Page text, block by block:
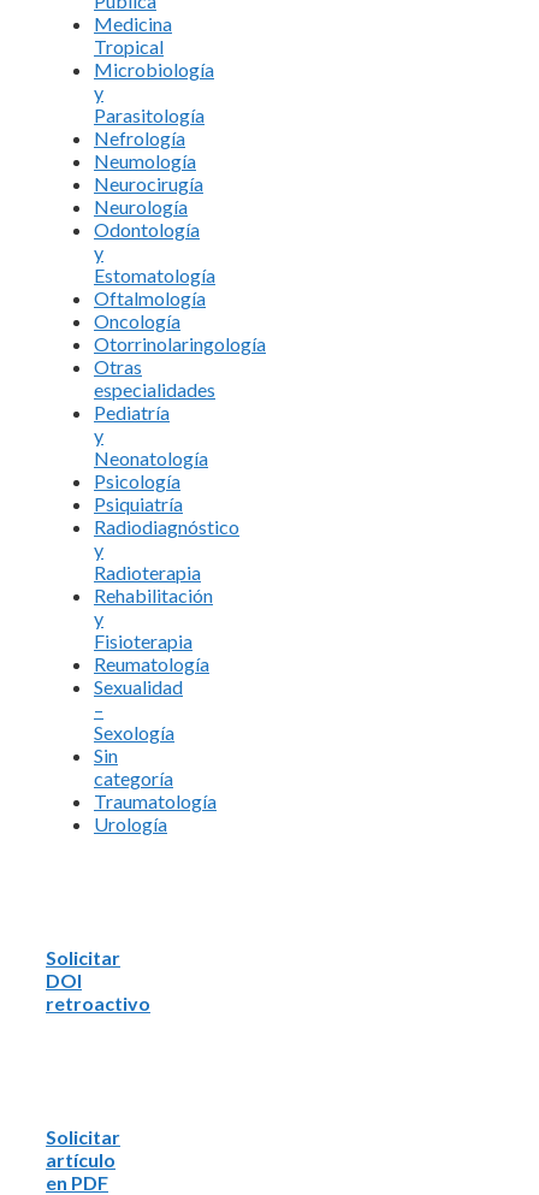
Medicina
Tropical
Microbiología
y
Parasitología
Nefrología
Neumología
Neurocirugía
Neurología
Odontología
y
Estomatología
Oftalmología
Oncología
Otorrinolaringología
Otras
especialidades
Pediatría
y
Neonatología
Psicología
Psiquiatría
Radiodiagnóstico
y
Radioterapia
Rehabilitación
y
Fisioterapia
Reumatología
Sexualidad
–
Sexología
Sin
categoría
Traumatología
Urología
Solicitar
DOI
retroactivo
Solicitar
artículo
en PDF